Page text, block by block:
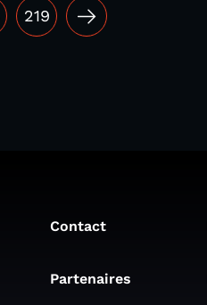
219
Contact
Partenaires